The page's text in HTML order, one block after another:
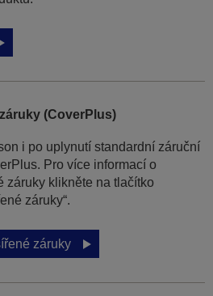
(CoverPlus)
i po uplynutí standardní záruční
Pro více informací o
záruky klikněte na tlačítko
záruky“.
záruky